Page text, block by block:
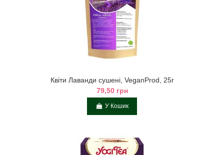
Квіти Лаванди сушені, VeganProd, 25г
79,50 грн
У Кошик